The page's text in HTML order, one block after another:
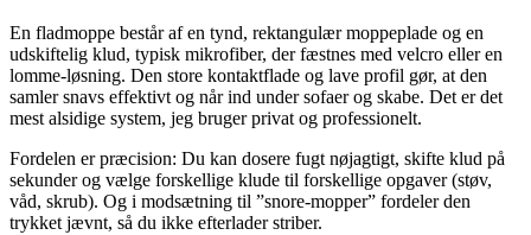
En fladmoppe består af en tynd, rektangulær moppeplade og en
udskiftelig klud, typisk mikrofiber, der fæstnes med velcro eller en
lomme-løsning. Den store kontaktflade og lave profil gør, at den
samler snavs effektivt og når ind under sofaer og skabe. Det er det
mest alsidige system, jeg bruger privat og professionelt.
Fordelen er præcision: Du kan dosere fugt nøjagtigt, skifte klud på
sekunder og vælge forskellige klude til forskellige opgaver (støv,
våd, skrub). Og i modsætning til ”snore-mopper” fordeler den
trykket jævnt, så du ikke efterlader striber.